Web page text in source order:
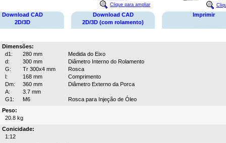
Clique para ampliar
Download CAD
2D/3D
Download CAD
2D/3D (com rolamento)
Imprimir
Dimensões:
d1:
280 mm
Medida do Eixo
d:
300 mm
Diâmetro Interno do Rolamento
G:
Tr 300x4 mm
Rosca
l:
168 mm
Comprimento
Dm:
360 mm
Diâmetro Externo da Porca
A:
3.7 mm
G1:
M6
Rosca para Injeção de Óleo
Peso:
20.8 kg
Conicidade:
1:12